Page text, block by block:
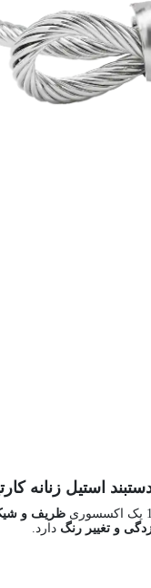
استیل زنانه کارتیه مدل پاپیون کد 1474 رنگ نقره ای
ظریف و
و تغییر رنگ دارد.